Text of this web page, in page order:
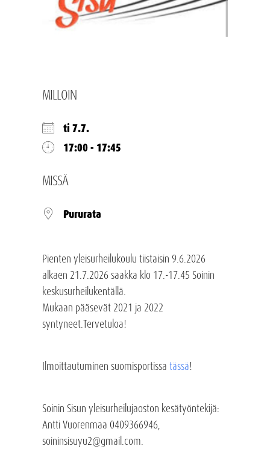
MILLOIN
ti 7.7.
17:00 - 17:45
MISSÄ
Pururata
Pienten yleisurheilukoulu tiistaisin 9.6.2026
alkaen 21.7.2026 saakka klo 17.-17.45 Soinin
keskusurheilukentällä.
Mukaan pääsevät 2021 ja 2022
syntyneet.Tervetuloa!
Ilmoittautuminen suomisportissa tässä!
Soinin Sisun yleisurheilujaoston kesätyöntekijä:
Antti Vuorenmaa 0409366946,
soininsisuyu2@gmail.com.